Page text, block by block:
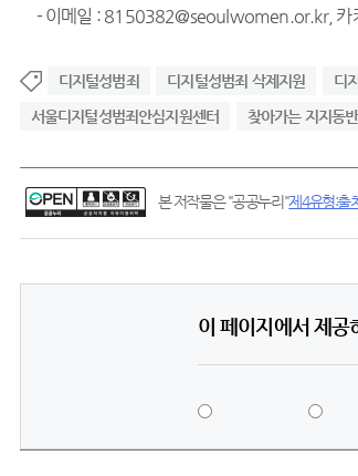
- 이메일 : 8150382@seoulwomen.or.kr, 카
디지털성범죄 디지털성범죄 삭제지원 디
서울디지털성범죄안심지원센터
찾아가는 지지동
본 저작물은 "공공누리"제4유형:출
이 페이지에서 제